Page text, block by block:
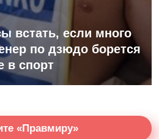
встать, если много
по дзюдо борется
в спорт
«Правмиру»